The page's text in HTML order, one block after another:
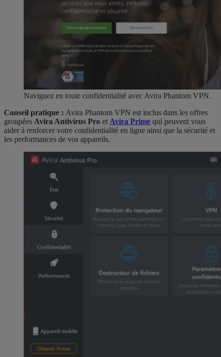
Naviguez en toute confidentialité avec Avira Phantom VPN.
Conseil pratique : Avira Phantom VPN est inclus dans les offres
groupées Avira Antivirus Pro et Avira Prime qui peuvent vous
aider à renforcer votre confidentialité en ligne ainsi que la sécurité et
les performances de vos appareils.